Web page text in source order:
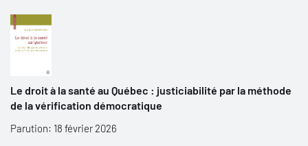
Le droit à la santé au Québec : justiciabilité par la méthode
de la vérification démocratique
Parution: 18 février 2026